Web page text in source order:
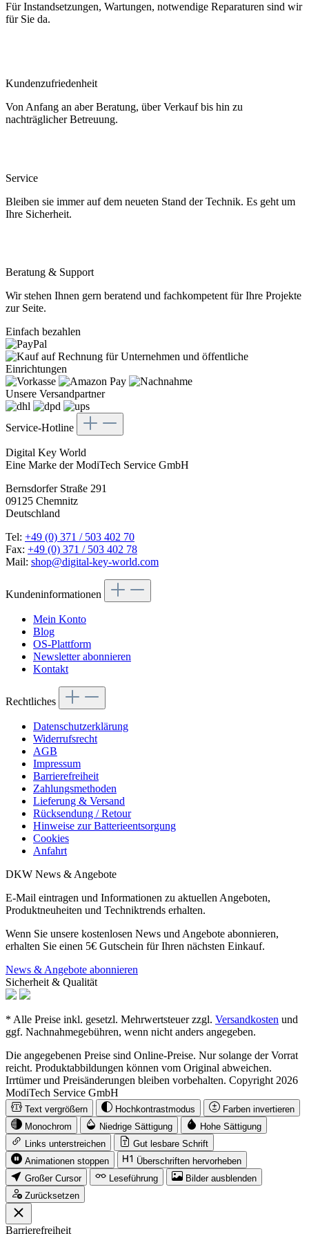
Für Instandsetzungen, Wartungen, notwendige Reparaturen sind wir
für Sie da.
Kundenzufriedenheit
Von Anfang an aber Beratung, über Verkauf bis hin zu
nachträglicher Betreuung.
Service
Bleiben sie immer auf dem neueten Stand der Technik. Es geht um
Ihre Sicherheit.
Beratung & Support
Wir stehen Ihnen gern beratend und fachkompetent für Ihre Projekte
zur Seite.
Einfach bezahlen
Unsere Versandpartner
Service-Hotline
Digital Key World
Eine Marke der ModiTech Service GmbH
Bernsdorfer Straße 291
09125 Chemnitz
Deutschland
Tel: +49 (0) 371 / 503 402 70
Fax: +49 (0) 371 / 503 402 78
Mail: shop@digital-key-world.com
Kundeninformationen
Mein Konto
Blog
OS-Plattform
Newsletter abonnieren
Kontakt
Rechtliches
Datenschutzerklärung
Widerrufsrecht
AGB
Impressum
Barrierefreiheit
Zahlungsmethoden
Lieferung & Versand
Rücksendung / Retour
Hinweise zur Batterieentsorgung
Cookies
Anfahrt
DKW News & Angebote
E-Mail eintragen und Informationen zu aktuellen Angeboten,
Produktneuheiten und Techniktrends erhalten.
Wenn Sie unsere kostenlosen News und Angebote abonnieren,
erhalten Sie einen 5€ Gutschein für Ihren nächsten Einkauf.
News & Angebote abonnieren
Sicherheit & Qualität
* Alle Preise inkl. gesetzl. Mehrwertsteuer zzgl. Versandkosten und
ggf. Nachnahmegebühren, wenn nicht anders angegeben.
Die angegebenen Preise sind Online-Preise. Nur solange der Vorrat
reicht. Produktabbildungen können vom Original abweichen.
Irrtümer und Preisänderungen bleiben vorbehalten. Copyright 2026
ModiTech Service GmbH
Text vergrößern Hochkontrastmodus
Farben invertieren
Monochrom
Niedrige Sättigung
Hohe Sättigung
Links unterstreichen
Gut lesbare Schrift
Animationen stoppen
Überschriften hervorheben
Großer Cursor
Leseführung
Bilder ausblenden
Zurücksetzen
Barrierefreiheit